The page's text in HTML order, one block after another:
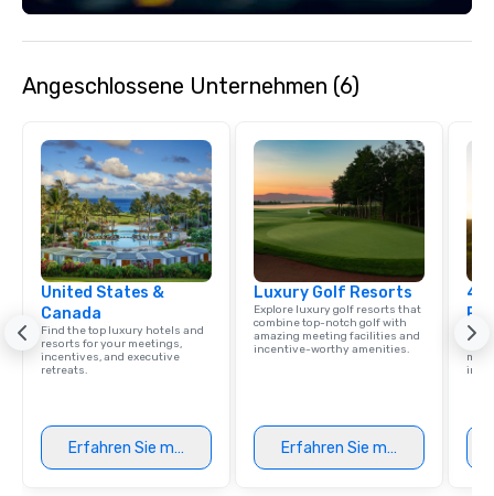
Angeschlossene Unternehmen (6)
United States &
Canada
Find the top luxury hotels and
resorts for your meetings,
incentives, and executive
retreats.
Erfahren Sie mehr
Luxury Golf Resorts
Explore luxury golf resorts that
combine top-notch golf with
amazing meeting facilities and
incentive-worthy amenities.
Erfahren Sie mehr
4